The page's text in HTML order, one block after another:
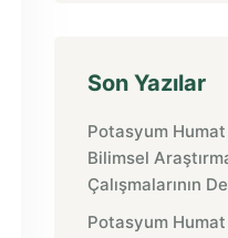
Son Yazılar
Potasyum Humat
Bilimsel
Çalışmalarının
Potasyum Humat